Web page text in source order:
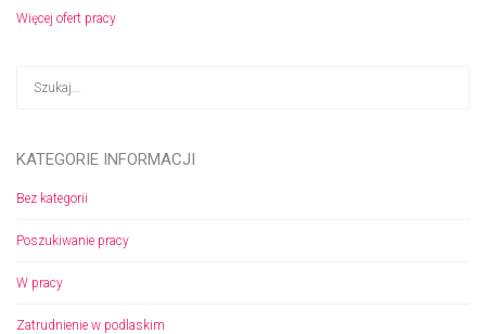
Więcej ofert pracy
KATEGORIE INFORMACJI
Bez kategorii
Poszukiwanie pracy
W pracy
Zatrudnienie w podlaskim